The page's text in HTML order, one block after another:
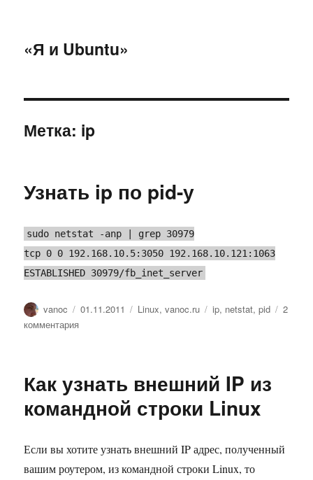
«Я и Ubuntu»
Метка: ip
Узнать ip по pid-у
sudo netstat -anp | grep 30979
tcp 0 0 192.168.10.5:3050 192.168.10.121:1063
ESTABLISHED 30979/fb_inet_server
Автор
vanoc Опубликовано
01.11.2011 Рубрики
Linux,vanoc.ru Метки
ip, netstat,pid
2
комментария
по
у
Как узнать внешний IP из
командной строки Linux
Если вы хотите узнать внешний IP адрес, полученный
вашим роутером, из командной строки Linux, то